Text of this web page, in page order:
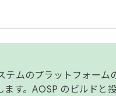
ムのプラットフォーム
す。AOSP のビルドと投